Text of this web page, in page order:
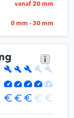
vanaf 20 mm
0 mm - 30 mm
i